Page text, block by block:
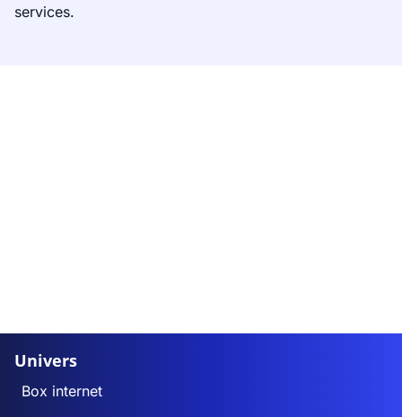
services.
Univers
Box internet